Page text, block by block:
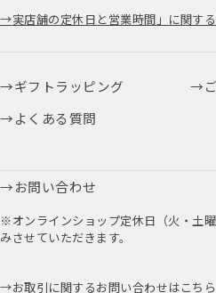
実店舗の定休日と営業時間」に関す
ギフトラッピング
よくある質問
お問い合わせ
※オンラインショップ定休日（火・土
みさせていただきます。
お取引に関するお問い合わせはこちら